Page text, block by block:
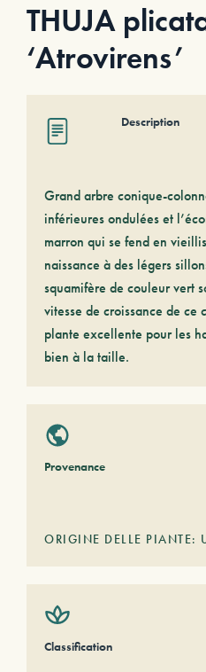
THUJA
‘Atrovirens’
Description
Grand arbre conique-
inférieures ondulées et
marron qui se fend en
naissance à des légers
squamifère de couleur vert
vitesse de croissance de ce
plante excellente pour les
bien à la taille.
Provenance
ORIGINE DELLE PIANTE:
Classification